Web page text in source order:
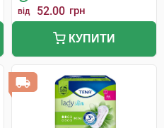
від 52.00 грн
КУПИТИ